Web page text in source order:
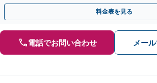
【代々木駅3分】
料金表を見る
電話でお問い合わせ メー